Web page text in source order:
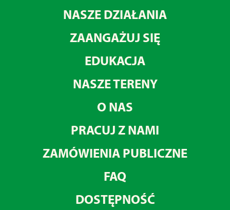
NASZE DZIAŁANIA
ZAANGAŻUJ SIĘ
EDUKACJA
NASZE TERENY
O NAS
PRACUJ Z NAMI
ZAMÓWIENIA PUBLICZNE
FAQ
DOSTĘPNOŚĆ